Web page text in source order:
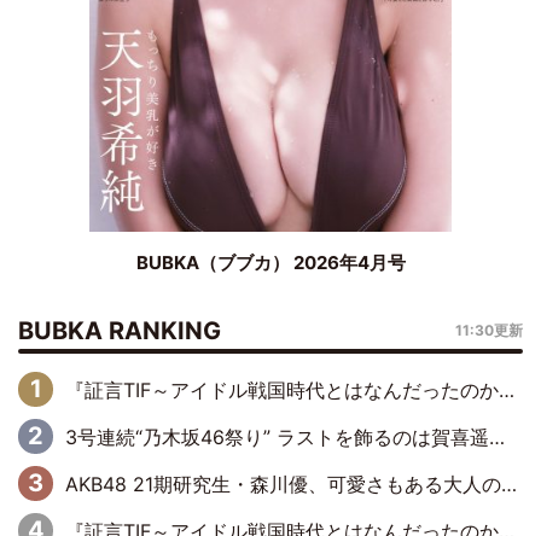
BUBKA（ブブカ） 2026年4月号
BUBKA RANKING 11:30更新
『証言TIF～アイドル戦国時代とはなんだったのか～』第6回：でんぱ組.inc・古川未鈴×相沢梨紗「『ハロプロやりたかったな』って言ったら、夢眠ねむさんに『てめえはでんぱ組．incなんだよ！』って肩パンされて(笑)」
3号連続“乃木坂46祭り” ラストを飾るのは賀喜遥香…5年ぶりの登場に「5年分大人になった私を見ていただけたら」
AKB48 21期研究生・森川優、可愛さもある大人の女性に